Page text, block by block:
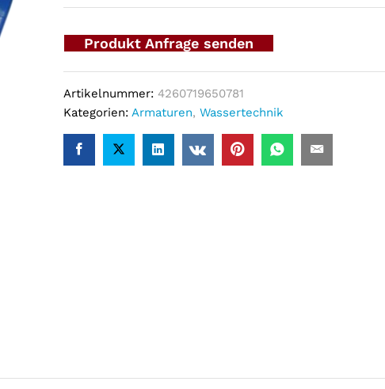
Produkt Anfrage senden
Artikelnummer: 4260719650781
Kategorien: Armaturen, Wassertechnik